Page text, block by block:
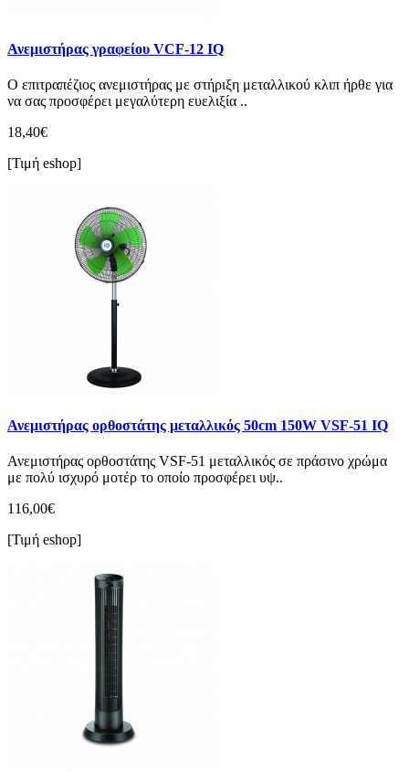
Ανεμιστήρας γραφείου VCF-12 IQ
Ο επιτραπέζιος ανεμιστήρας με στήριξη μεταλλικού κλιπ ήρθε για
να σας προσφέρει μεγαλύτερη ευελιξία ..
18,40€
[Τιμή eshop]
Ανεμιστήρας ορθοστάτης μεταλλικός 50cm 150W VSF-51 IQ
Ανεμιστήρας ορθοστάτης VSF-51 μεταλλικός σε πράσινο χρώμα
με πολύ ισχυρό μοτέρ το οποίο προσφέρει υψ..
116,00€
[Τιμή eshop]